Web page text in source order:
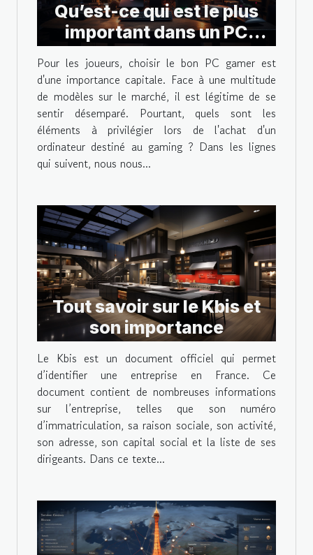
Qu’est-ce qui est le plus
important dans un PC
gamer ?
Pour les joueurs, choisir le bon PC gamer est
d'une importance capitale. Face à une multitude
de modèles sur le marché, il est légitime de se
sentir désemparé. Pourtant, quels sont les
éléments à privilégier lors de l'achat d'un
ordinateur destiné au gaming ? Dans les lignes
qui suivent, nous nous...
Tout savoir sur le Kbis et
son importance
Le Kbis est un document officiel qui permet
d’identifier une entreprise en France. Ce
document contient de nombreuses informations
sur l’entreprise, telles que son numéro
d’immatriculation, sa raison sociale, son activité,
son adresse, son capital social et la liste de ses
dirigeants. Dans ce texte...